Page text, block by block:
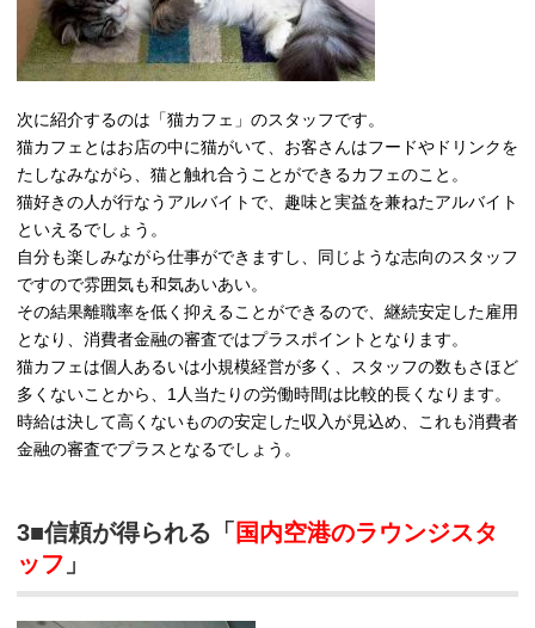
次に紹介するのは「猫カフェ」のスタッフです。
猫カフェとはお店の中に猫がいて、お客さんはフードやドリンクを
たしなみながら、猫と触れ合うことができるカフェのこと。
猫好きの人が行なうアルバイトで、趣味と実益を兼ねたアルバイト
といえるでしょう。
自分も楽しみながら仕事ができますし、同じような志向のスタッフ
ですので雰囲気も和気あいあい。
その結果離職率を低く抑えることができるので、継続安定した雇用
となり、消費者金融の審査ではプラスポイントとなります。
猫カフェは個人あるいは小規模経営が多く、スタッフの数もさほど
多くないことから、1人当たりの労働時間は比較的長くなります。
時給は決して高くないものの安定した収入が見込め、これも消費者
金融の審査でプラスとなるでしょう。
3■信頼が得られる「国内空港のラウンジスタ
ッフ 」